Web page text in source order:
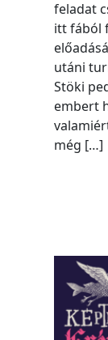
feladat
itt fából
utáni
Stöki
embert
még […]